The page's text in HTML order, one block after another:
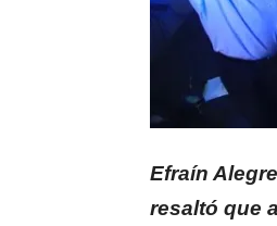
Efraín
resaltó que